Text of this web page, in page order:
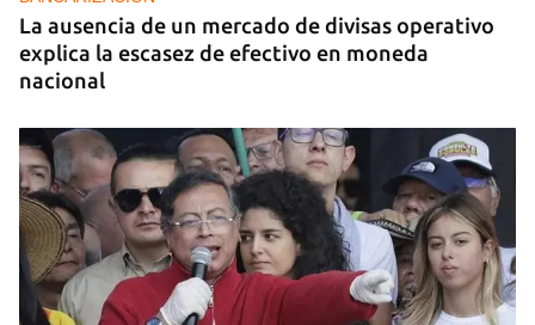
La ausencia de un mercado de divisas operativo
explica la escasez de efectivo en moneda
nacional